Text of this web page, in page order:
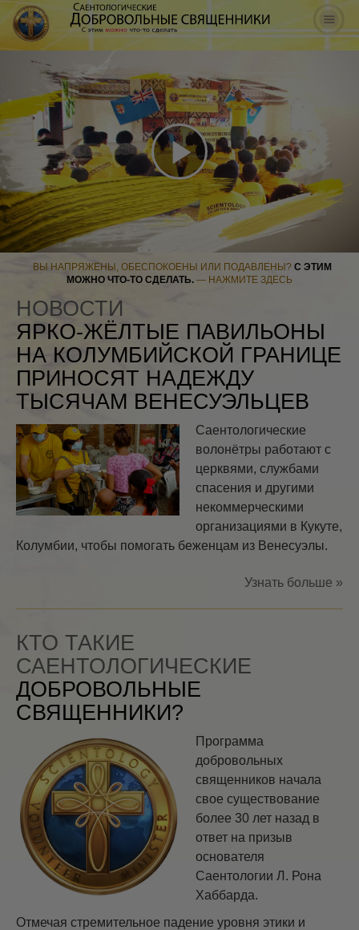
Play
Video
ВЫ НАПРЯЖЕНЫ, ОБЕСПОКОЕНЫ ИЛИ ПОДАВЛЕНЫ? С ЭТИМ
МОЖНО ЧТО-ТО СДЕЛАТЬ. — НАЖМИТЕ ЗДЕСЬ
НОВОСТИ
ЯРКО-ЖЁЛТЫЕ ПАВИЛЬОНЫ
НА КОЛУМБИЙСКОЙ ГРАНИЦЕ
ПРИНОСЯТ НАДЕЖДУ
ТЫСЯЧАМ ВЕНЕСУЭЛЬЦЕВ
Саентологические
волонётры работают с
церквями, службами
спасения и другими
некоммерческими
организациями в Кукуте,
Колумбии, чтобы помогать беженцам из Венесуэлы.
Узнать больше »
КТО ТАКИЕ
САЕНТОЛОГИЧЕСКИЕ
ДОБРОВОЛЬНЫЕ
СВЯЩЕННИКИ?
Программа
добровольных
священников начала
свое существование
более 30 лет назад в
ответ на призыв
основателя
Саентологии Л. Рона
Хаббарда.
Отмечая стремительное падение уровня этики и